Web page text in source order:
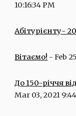
10:16:34 PM
Абітурієнту-
Вітаємо! - Feb
До 150-річчя
Mar 03, 2021